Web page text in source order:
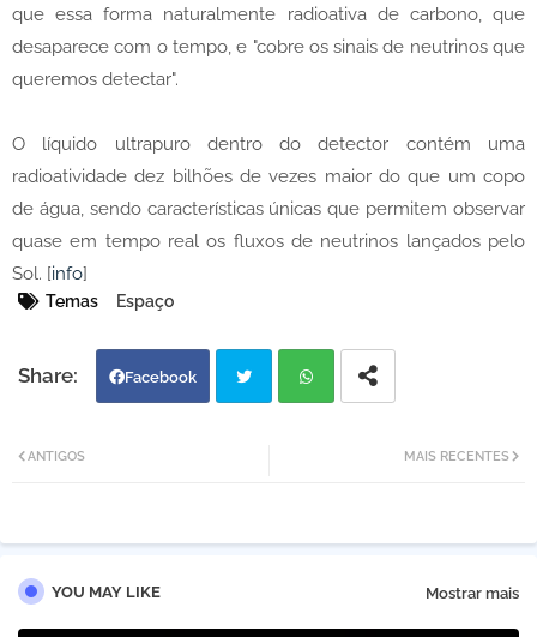
que essa forma naturalmente radioativa de carbono, que
desaparece com o tempo, e "cobre os sinais de neutrinos que
queremos detectar".
O líquido ultrapuro dentro do detector contém uma
radioatividade dez bilhões de vezes maior do que um copo
de água, sendo características únicas que permitem observar
quase em tempo real os fluxos de neutrinos lançados pelo
Sol. [info]
Temas Espaço
Facebook
pp
MAIS RECENTES
ANTIGOS
YOU MAY LIKE Mostrar mais